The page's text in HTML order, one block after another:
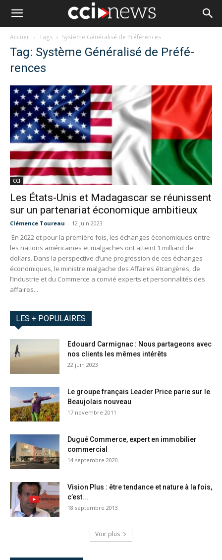
Accueil Tags Système Généralisé de Préfé­rences
Tag: Système Généralisé de Préfé­
rences
CCI
Les États-Unis et Madagascar se réunissent
sur un partenariat économique ambitieux
Clémence Toureau - 12 juin 2023
En 2022 et pour la première fois, les échanges économiques entre
les nations américaines et malgaches ont atteint 1 milliard de
dollars. Dans la perspective d’une progression de ces échanges
économiques, le ministre malgache des Affaires étrangères, de
l’Industrie et du Commerce a convié experts et personnalités des
affaires...
LES + POPULAIRES
Edouard Carmignac : Nous partageons avec
nos clients les mêmes intérêts
22 juin 2023
Le groupe français Leader Price parie sur le
Beaujolais nouveau
17 novembre 2011
Dugué Commerce, expert en immobilier
commercial
14 septembre 2020
Vision Plus : être tendance et nature à la fois,
c’est...
18 septembre 2013
Voir plus